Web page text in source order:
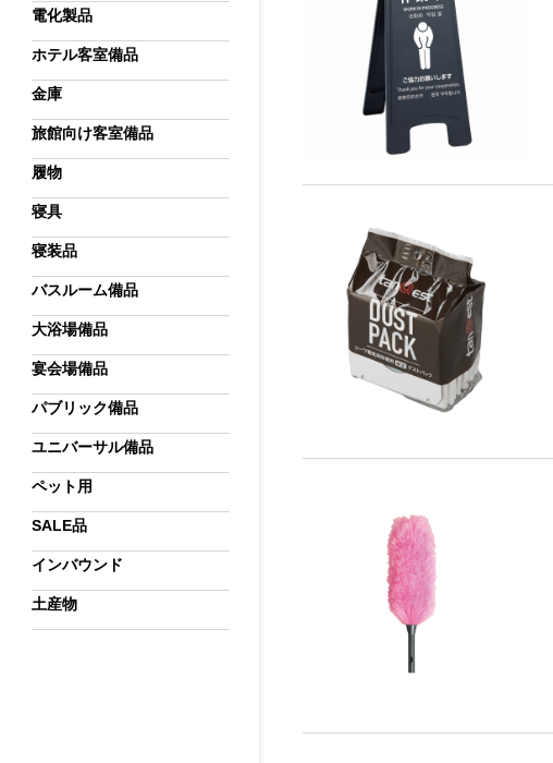
電化製品
ホテル客室備品
金庫
旅館向け客室備品
履物
寝具
寝装品
バスルーム備品
大浴場備品
宴会場備品
パブリック備品
ユニバーサル備品
ペット用
SALE品
インバウンド
土産物